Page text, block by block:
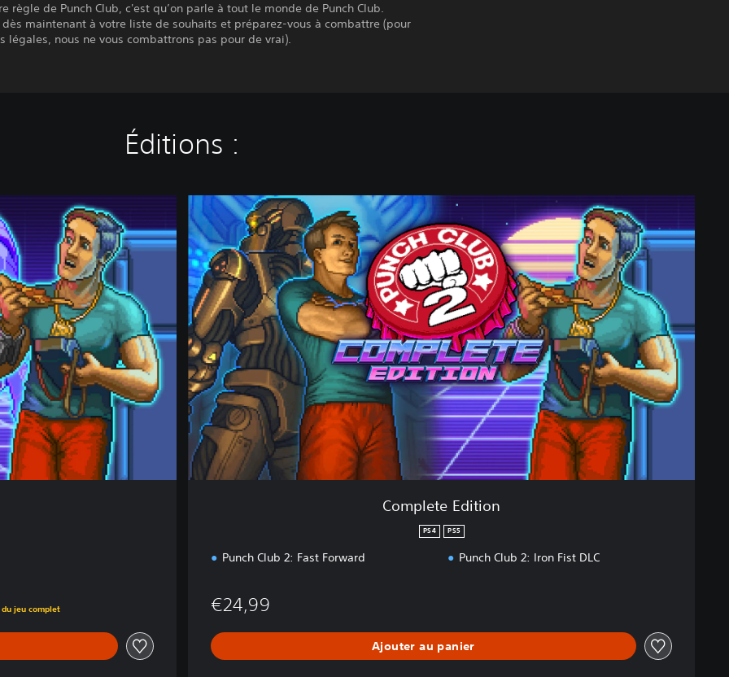
règle de Punch Club, c'est qu’on parle à tout le monde de Punch Club.
maintenant à votre liste de souhaits et préparez-vous à combattre (pour
légales, nous ne vous combattrons pas pour de vrai).
Éditions :
jeu complet
C
o
m
p
l
e
t
e
E
d
i
t
i
o
Complete Edition
PS4 PS5
Punch Club 2: Fast Forward Punch Club 2: Iron Fist DLC
€24,99
Ajouter au panier